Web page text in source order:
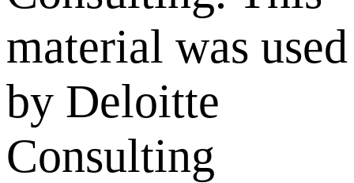
material was used
by Deloitte
Consulting